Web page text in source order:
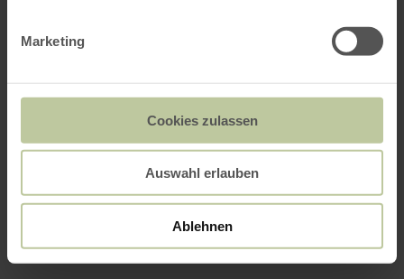
Marketing
Cookies zulassen
Auswahl erlauben
Ablehnen